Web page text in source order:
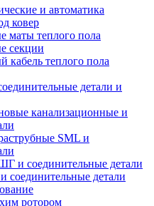
и автоматика
ковер
маты теплого пола
секции
кабель теплого пола
детали и
канализационные и
SML и
и соединительные детали
соединительные детали
ротором